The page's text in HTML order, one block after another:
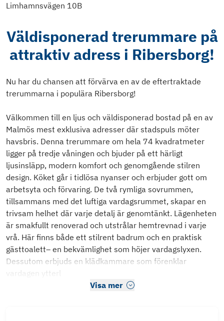
Limhamnsvägen 10B
Väldisponerad trerummare på
attraktiv adress i Ribersborg!
Nu har du chansen att förvärva en av de eftertraktade
trerummarna i populära Ribersborg!
Välkommen till en ljus och väldisponerad bostad på en av
Malmös mest exklusiva adresser där stadspuls möter
havsbris. Denna trerummare om hela 74 kvadratmeter
ligger på tredje våningen och bjuder på ett härligt
ljusinsläpp, modern komfort och genomgående stilren
design. Köket går i tidlösa nyanser och erbjuder gott om
arbetsyta och förvaring. De två rymliga sovrummen,
tillsammans med det luftiga vardagsrummet, skapar en
trivsam helhet där varje detalj är genomtänkt. Lägenheten
är smakfullt renoverad och utstrålar hemtrevnad i varje
vrå. Här finns både ett stilrent badrum och en praktisk
gästtoalett– en bekvämlighet som höjer vardagslyxen.
Dessutom erbjuds en klädkammare som förenklar
vardagen ytterl
Visa mer